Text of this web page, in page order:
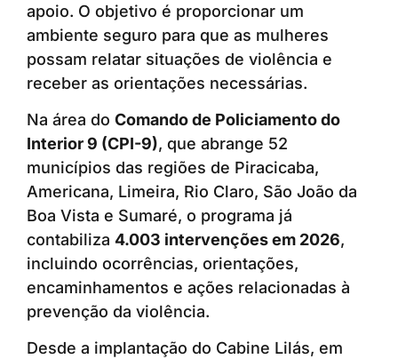
apoio. O objetivo é proporcionar um
ambiente seguro para que as mulheres
possam relatar situações de violência e
receber as orientações necessárias.
Na área do Comando de Policiamento do
Interior 9 (CPI-9), que abrange 52
municípios das regiões de Piracicaba,
Americana, Limeira, Rio Claro, São João da
Boa Vista e Sumaré, o programa já
contabiliza 4.003 intervenções em 2026,
incluindo ocorrências, orientações,
encaminhamentos e ações relacionadas à
prevenção da violência.
Desde a implantação do Cabine Lilás, em